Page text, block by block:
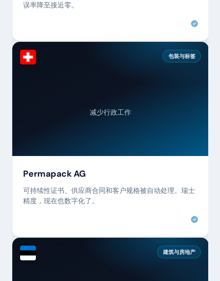
误率降至接近零。
包装与标签
减少行政工作
Permapack AG
可持续性证书、供应商合同和客户规格被自动处理。瑞士
精度，现在也数字化了。
建筑与房地产